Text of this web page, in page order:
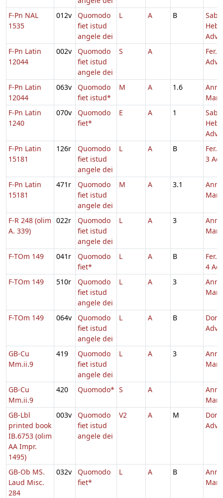
F-Pn NAL
1535
012v
Quomodo
fiet istud
angele dei
L A B
Adv.
F-Pn Latin
12044
002v
Quomodo
fiet istud
angele dei
S A
Fer.
F-Pn Latin
12044
063v
Quomodo
fiet istud*
M A 1.6
F-Pn Latin
1240
070v
Quomodo
fiet*
E A 1
Adv.
F-Pn Latin
15181
126r
Quomodo
fiet istud
angele dei
L A B
Fer.
3
F-Pn Latin
15181
471r
Quomodo
fiet istud
angele dei
M A 3.1
F-R 248 (olim
A. 339)
022r
Quomodo
fiet istud
angele dei
L A 3
F-TOm 149 041r
Quomodo
fiet*
L A B
Fer.
4
F-TOm 149
510r
Quomodo
fiet istud
angele dei
L A 3
F-TOm 149 064v
Quomodo
fiet istud
angele dei
L A B
GB-Cu
Mm.ii.9
419
Quomodo
fiet istud
angele dei
L A 3
GB-Cu
Mm.ii.9
420 Quomodo* S A
GB-Lbl
printed book
IB.6753 (olim
AA Impr.
1495)
003v
Quomodo
fiet istud
angele dei
V2 A M
GB-Ob MS.
Laud Misc.
284
032v
Quomodo
fiet*
L A B